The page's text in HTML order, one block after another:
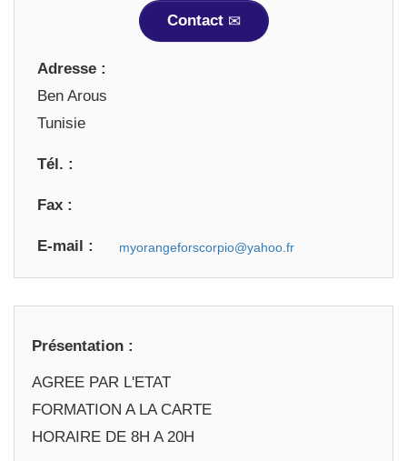
Contact
Adresse :
Ben Arous
Tunisie
Tél. :
Fax :
E-mail :
Présentation :
AGREE PAR L'ETAT
FORMATION A LA CARTE
HORAIRE DE 8H A 20H